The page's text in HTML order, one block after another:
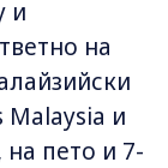
и
на
Malaysia и
пето и 7-